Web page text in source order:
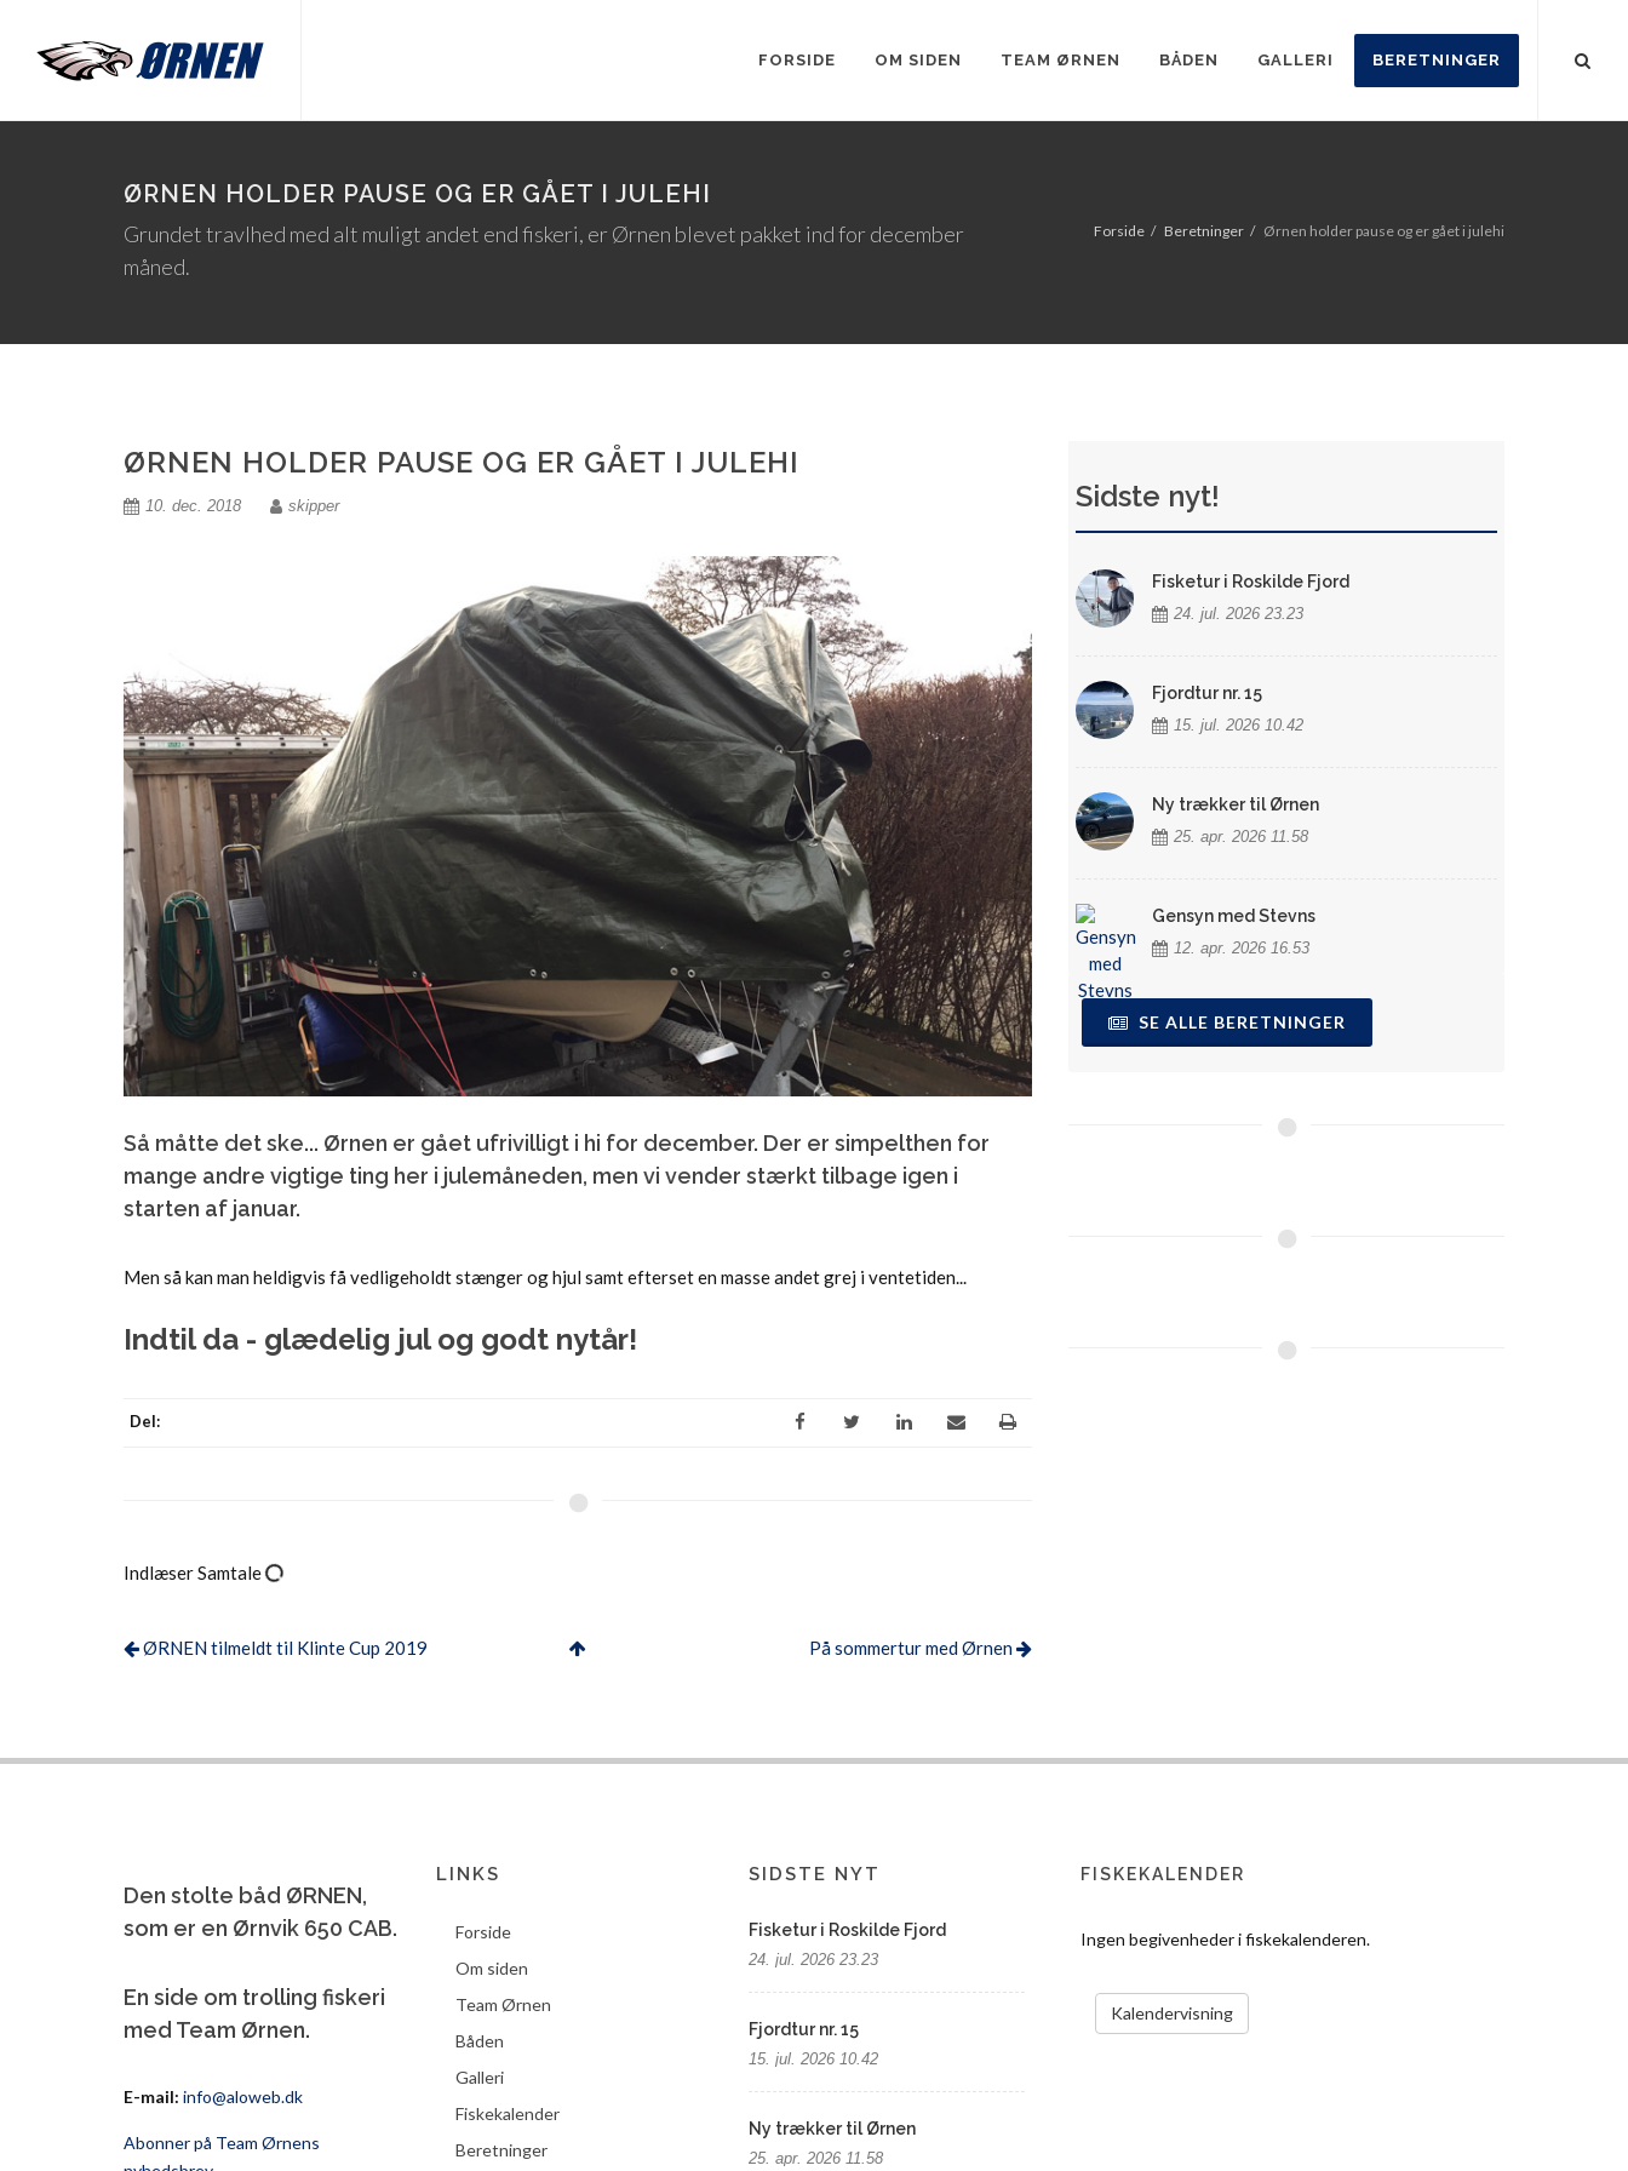
FORSIDE OM SIDEN TEAM ØRNEN BÅDEN GALLERI BERETNINGER
ØRNEN HOLDER PAUSE OG ER GÅET I JULEHI
Grundet travlhed med alt muligt andet end fiskeri, er Ørnen blevet pakket ind for december
måned.
Forside Beretninger Ørnen holder pause og er gået i julehi
ØRNEN HOLDER PAUSE OG ER GÅET I JULEHI
10. dec. 2018 skipper
Så måtte det ske... Ørnen er gået ufrivilligt i hi for december. Der er simpelthen for
mange andre vigtige ting her i julemåneden, men vi vender stærkt tilbage igen i
starten af januar.
Men så kan man heldigvis få vedligeholdt stænger og hjul samt efterset en masse andet grej i ventetiden...
Indtil da - glædelig jul og godt nytår!
Del:
Indlæser Samtale
ØRNEN tilmeldt til Klinte Cup 2019 På sommertur med Ørnen
Sidste nyt!
Fisketur i Roskilde Fjord
24. jul. 2026 23.23
Fjordtur nr. 15
15. jul. 2026 10.42
Ny trækker til Ørnen
25. apr. 2026 11.58
Gensyn med Stevns
12. apr. 2026 16.53
SE ALLE BERETNINGER
Den stolte båd ØRNEN,
som er en Ørnvik 650 CAB.
En side om trolling fiskeri
med Team Ørnen.
E-mail: info@aloweb.dk
Abonner på Team Ørnens
LINKS
Forside
Om siden
Team Ørnen
Båden
Galleri
Fiskekalender
Beretninger
SIDSTE NYT
Fisketur i Roskilde Fjord
24. jul. 2026 23.23
Fjordtur nr. 15
15. jul. 2026 10.42
Ny trækker til Ørnen
25. apr. 2026 11.58
FISKEKALENDER
Ingen begivenheder i fiskekalenderen.
Kalendervisning